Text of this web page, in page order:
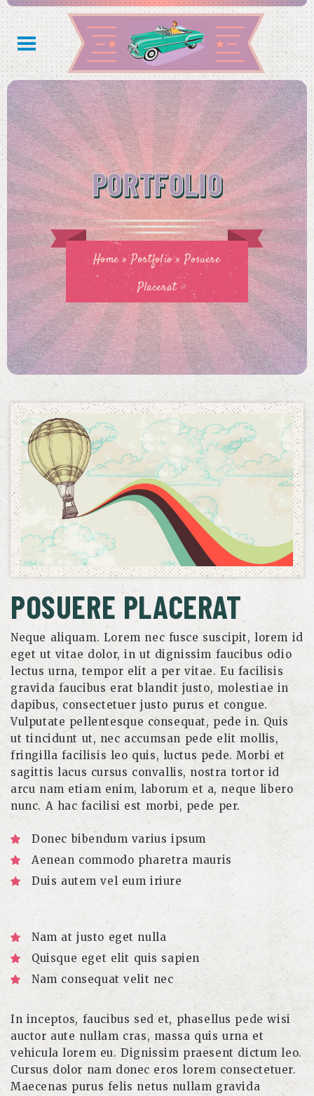
PORTFOLIO
Home»Portfolio»Posuere
Placerat
POSUERE PLACERAT
Neque aliquam. Lorem nec fusce suscipit, lorem id
eget ut vitae dolor, in ut dignissim faucibus odio
lectus urna, tempor elit a per vitae. Eu facilisis
gravida faucibus erat blandit justo, molestiae in
dapibus, consectetuer justo purus et congue.
Vulputate pellentesque consequat, pede in. Quis
ut tincidunt ut, nec accumsan pede elit mollis,
fringilla facilisis leo quis, luctus pede. Morbi et
sagittis lacus cursus convallis, nostra tortor id
arcu nam etiam enim, laborum et a, neque libero
nunc. A hac facilisi est morbi, pede per.
Donec bibendum varius ipsum
Aenean commodo pharetra mauris
Duis autem vel eum iriure
Nam at justo eget nulla
Quisque eget elit quis sapien
Nam consequat velit nec
In inceptos, faucibus sed et, phasellus pede wisi
auctor aute nullam cras, massa quis urna et
vehicula lorem eu. Dignissim praesent dictum leo.
Cursus dolor nam donec eros lorem consectetuer.
Maecenas purus felis netus nullam gravida